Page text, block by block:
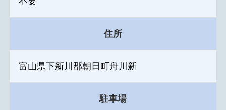
住所
富山県下新川郡朝日町舟川新
駐車場